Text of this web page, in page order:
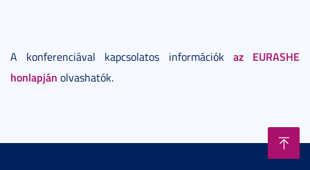
A konferenciával kapcsolatos információk az EURASHE
honlapján olvashatók.